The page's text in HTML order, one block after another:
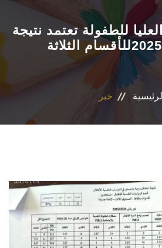
القطاعات
نشاطات الكلية
المراكز والوحدات
تواصل معنا
للطفولة تعتمد نتيجة
الرئيسية خبر